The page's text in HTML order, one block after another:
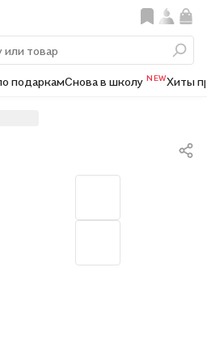
подаркамСнова в школу NEWХиты